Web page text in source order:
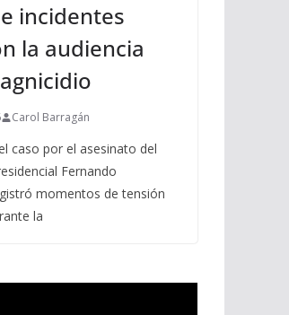
incidentes
la audiencia
Carol Barragán
caso por el asesinato del
Fernando
momentos de tensión
la